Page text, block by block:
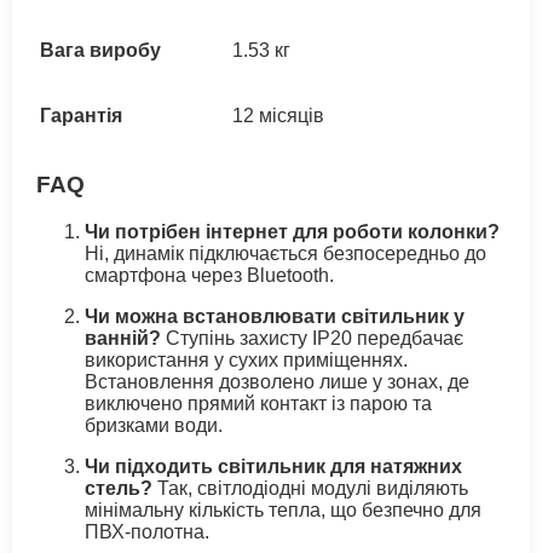
Вага виробу 1.53 кг
Гарантія 12 місяців
FAQ
Чи потрібен інтернет для роботи колонки?
Ні, динамік підключається безпосередньо до
смартфона через Bluetooth.
Чи можна встановлювати світильник у
ванній? Ступінь захисту IP20 передбачає
використання у сухих приміщеннях.
Встановлення дозволено лише у зонах, де
виключено прямий контакт із парою та
бризками води.
Чи підходить світильник для натяжних
стель? Так, світлодіодні модулі виділяють
мінімальну кількість тепла, що безпечно для
ПВХ-полотна.